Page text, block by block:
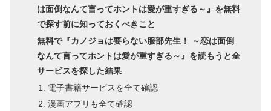
は面倒なんて言ってホントは愛が重すぎる～』を無料
で探す前に知っておくべきこと
無料で『カノジョは要らない服部先生！ ～恋は面倒
なんて言ってホントは愛が重すぎる～』を読もうと全
サービスを探した結果
電子書籍サービスを全て確認
漫画アプリも全て確認